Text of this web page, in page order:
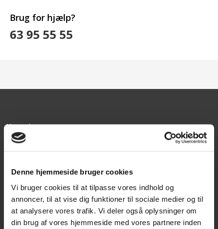
Denne hjemmeside bruger cookies
Vi bruger cookies til at tilpasse vores indhold og
annoncer, til at vise dig funktioner til sociale medier og til
at analysere vores trafik. Vi deler også oplysninger om
din brug af vores hjemmeside med vores partnere inden
Brug for hjælp?
63 95 55 55
Kontakt
Texas A/S
5260 Odense S
CVR: DK66212319
Kundeservice